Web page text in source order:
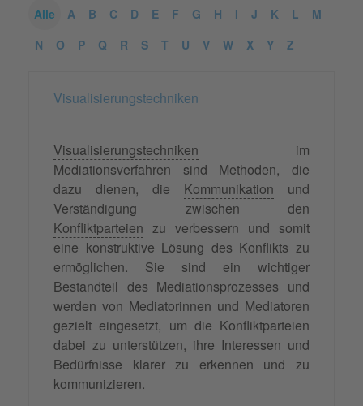
Alle A B C D E F G H I J K L
M
N
O P Q R S T U V W X Y Z
Visualisierungstechniken
Visualisierungstechniken im
Mediationsverfahren sind Methoden, die
dazu dienen, die Kommunikation und
Verständigung zwischen den
Konfliktparteien zu verbessern und somit
eine konstruktive Lösung des Konflikts zu
ermöglichen. Sie sind ein wichtiger
Bestandteil des Mediationsprozesses und
werden von Mediatorinnen und Mediatoren
gezielt eingesetzt, um die Konfliktparteien
dabei zu unterstützen, ihre Interessen und
Bedürfnisse klarer zu erkennen und zu
kommunizieren.